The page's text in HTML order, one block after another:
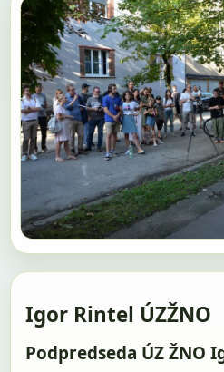
Igor Rintel ÚZŽNO
Podpredseda ÚZ ŽNO